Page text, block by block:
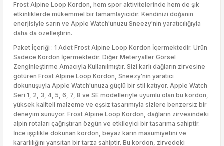
Frost Alpine Loop Kordon, hem spor aktivitelerinde hem de şık
etkinliklerde mükemmel bir tamamlayıcıdır. Kendinizi doğanın
enerjisiyle sarın ve Apple Watch'unuzu Sneezy'nin yaratıcılığıyla
daha da özelleştirin.
Paket İçeriği : 1 Adet Frost Alpine Loop Kordon İçermektedir. Ürün
Sadece Kordon İçermektedir. Diğer Meteryaller Görsel
Zenginleştirme Amacıyla Kullanılmıştır. Sizi karlı dağların zirvesine
götüren Frost Alpine Loop Kordon, Sneezy'nin yaratıcı
dokunuşuyla Apple Watch'unuza güçlü bir stil katıyor. Apple Watch
Seri 1, 2, 3, 4, 5, 6, 7, 8 ve SE modelleriyle uyumlu olan bu kordon,
yüksek kaliteli malzeme ve eşsiz tasarımıyla sizlere benzersiz bir
deneyim sunuyor. Frost Alpine Loop Kordon, dağların zirvesindeki
alpin rotaları çağrıştıran özgün ve etkileyici bir tasarıma sahiptir.
İnce işçilikle dokunan kordon, beyaz karın masumiyetini ve
kararlılığını yansıtan bir tarza sahiptir. Bu kordon, zirvedeki